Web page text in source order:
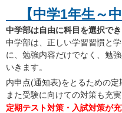
【中学1年生～中
中学部は自由に科目を選択でき
中学部は、正しい学習習慣と
に、勉強内容だけでなく、勉
いきます。
内申点(通知表)をとるための定
また受験に向けての対策も充実
定期テスト対策・入試対策が充